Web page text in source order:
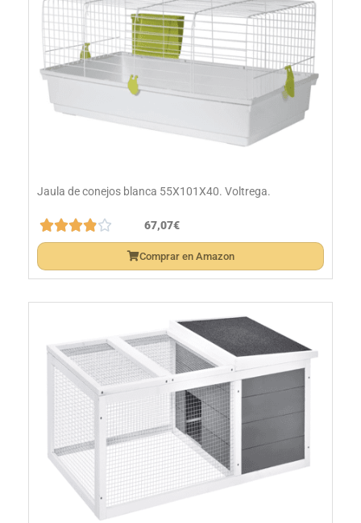
Jaula de conejos blanca 55X101X40. Voltrega.
 67,07€
Comprar en Amazon